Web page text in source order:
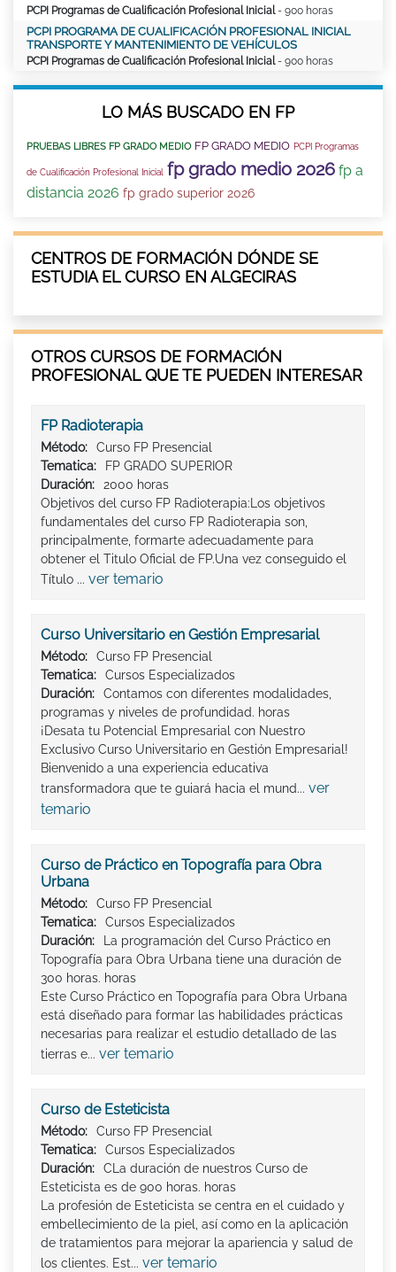
PCPI Programas de Cualificación Profesional Inicial- 900 horas
PCPI PROGRAMA DE CUALIFICACIÓN PROFESIONAL INICIAL
TRANSPORTE Y MANTENIMIENTO DE VEHÍCULOS
PCPI Programas de Cualificación Profesional Inicial- 900 horas
LO MÁS BUSCADO EN FP
PRUEBAS LIBRES FP GRADO MEDIO FP GRADO MEDIO PCPI Programas
de Cualificación Profesional Inicial fp grado medio 2026 fp a
distancia 2026 fp grado superior 2026
CENTROS DE FORMACIÓN DÓNDE SE
ESTUDIA EL CURSO EN ALGECIRAS
OTROS CURSOS DE FORMACIÓN
PROFESIONAL QUE TE PUEDEN INTERESAR
FP Radioterapia
Método:
Curso FP Presencial
Tematica:
FP GRADO SUPERIOR
Duración:
2000 horas
Objetivos del curso FP Radioterapia:Los objetivos
fundamentales del curso FP Radioterapia son,
principalmente, formarte adecuadamente para
obtener el Titulo Oficial de FP.Una vez conseguido el
Título ... ver temario
Curso Universitario en Gestión Empresarial
Método:
Curso FP Presencial
Tematica:
Cursos Especializados
Duración:
Contamos con diferentes modalidades,
programas y niveles de profundidad. horas
¡Desata tu Potencial Empresarial con Nuestro
Exclusivo Curso Universitario en Gestión Empresarial!
Bienvenido a una experiencia educativa
transformadora que te guiará hacia el mund... ver
temario
Curso de Práctico en Topografía para Obra
Urbana
Método:
Curso FP Presencial
Tematica:
Cursos Especializados
Duración:
La programación del Curso Práctico en
Topografía para Obra Urbana tiene una duración de
300 horas. horas
Este Curso Práctico en Topografía para Obra Urbana
está diseñado para formar las habilidades prácticas
necesarias para realizar el estudio detallado de las
tierras e... ver temario
Curso de Esteticista
Método:
Curso FP Presencial
Tematica:
Cursos Especializados
Duración:
CLa duración de nuestros Curso de
Esteticista es de 900 horas. horas
La profesión de Esteticista se centra en el cuidado y
embellecimiento de la piel, así como en la aplicación
de tratamientos para mejorar la apariencia y salud de
los clientes. Est... ver temario